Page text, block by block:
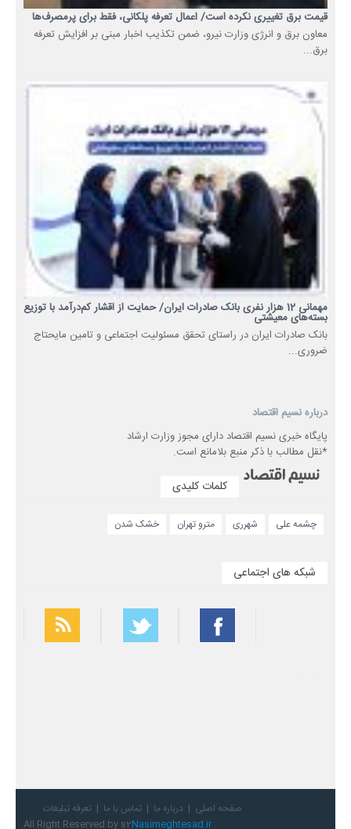
قیمت برق تغییری نکرده است/ اعمال تعرفه پلکانی، فقط برای پرمصرف‌ها
معاون برق و انرژی وزارت نیرو، ضمن تکذیب اخبار مبنی بر افزایش تعرفه
برق...
مهمانی 12 هزار نفری بانک صادرات ایران/ حمایت از اقشار کم‌درآمد با توزیع
بسته‌های معیشتی
​بانک صادرات ایران در راستای تحقق مسئولیت اجتماعی و تامین مایحتاج
ضروری...
درباره نسیم اقتصاد
پایگاه خبری نسیم اقتصاد دارای مجوز وزارت ارشاد
*نقل مطالب با ذکر منبع بلامانع است.
کلمات کلیدی
چشمه علی شهرری مترو تهران خشک شدن
شبکه های اجتماعی
تعرفه تبلیغات تماس با ما درباره ما
صفحه اصلی
All Right Reserved by s2Nasimeghtesad.ir